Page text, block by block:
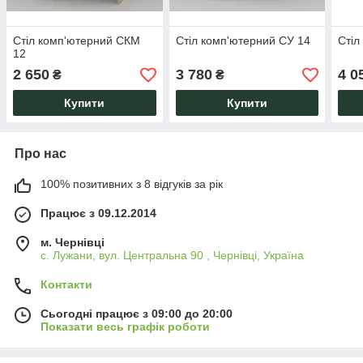
Стіл комп'ютерний СКМ
12
2 650 ₴
Купити
Стіл комп'ютерний СУ 14
3 780₴
Купити
4
Про нас
100% позитивних з 8 відгуків за рік
Працює з 09.12.2014
м. Чернівці
с. Лужани, вул. Центральна 90 , Чернівці, Україна
Контакти
Сьогодні працює з 09:00 до 20:00
Показати весь графік роботи